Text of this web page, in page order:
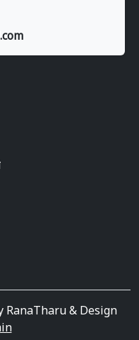
RanaTharu & Design